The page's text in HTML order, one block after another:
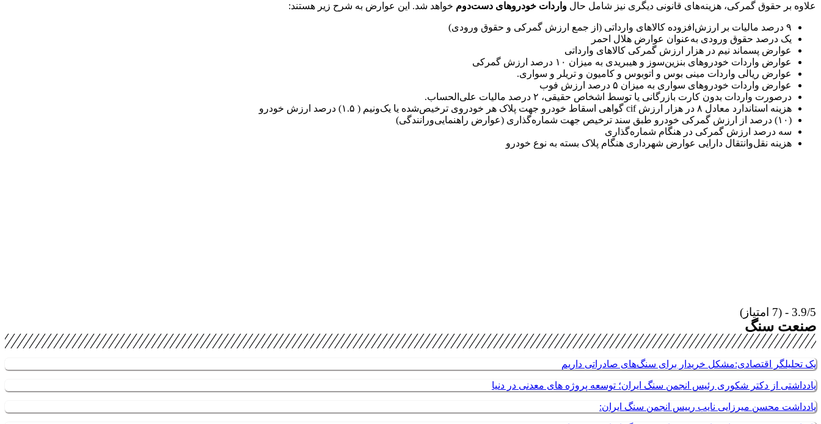
علاوه بر حقوق گمرکی، هزینه‌های قانونی دیگری نیز شامل حال واردات خودروهای دست‌دوم خواهد شد. این عوارض به شرح زیر هستند:
۹ درصد مالیات بر ارزش‌افزوده کالاهای وارداتی (از جمع ارزش گمرکی و حقوق ورودی)
یک درصد حقوق ورودی به‌عنوان عوارض هلال احمر
عوارض پسماند نیم در هزار ارزش گمرکی کالاهای وارداتی
عوارض واردات خودروهای بنزین‌سوز و هیبریدی به میزان ۱۰ درصد ارزش گمرکی
عوارض ریالی واردات مینی بوس و اتوبوس و کامیون و تریلر و سواری.
عوارض واردات خودروهای سواری به میزان ۵ درصد ارزش فوب
درصورت واردات بدون کارت بازرگانی یا توسط اشخاص حقیقی، ۲ درصد مالیات علی‌الحساب.
هزینه استاندارد معادل ۸ در هزار ارزش cif گواهی اسقاط خودرو جهت پلاک هر خودروی ترخیص‌شده یا یک‌و‌نیم ( ۱.۵) درصد ارزش خودرو
(۱۰) درصد از ارزش گمرکی خودرو طبق سند ترخیص جهت شماره‌گذاری (عوارض راهنمایی‌ورانندگی)
سه درصد ارزش گمرکی در هنگام شماره‌گذاری
هزینه نقل‌وانتقال دارایی عوارض شهرداری هنگام پلاک بسته به نوع خودرو
3.9/5 - (7 امتیاز)
صنعت سنگ
یک تحلیلگر اقتصادی:مشکل خریدار برای سنگ‌های صادراتی داریم
یادداشتی از دکتر شکوری رئیس انجمن سنگ ایران؛ توسعه پروژه های معدنی در دنیا
یادداشت محسن میرزایی نایب رییس انجمن سنگ ایران: